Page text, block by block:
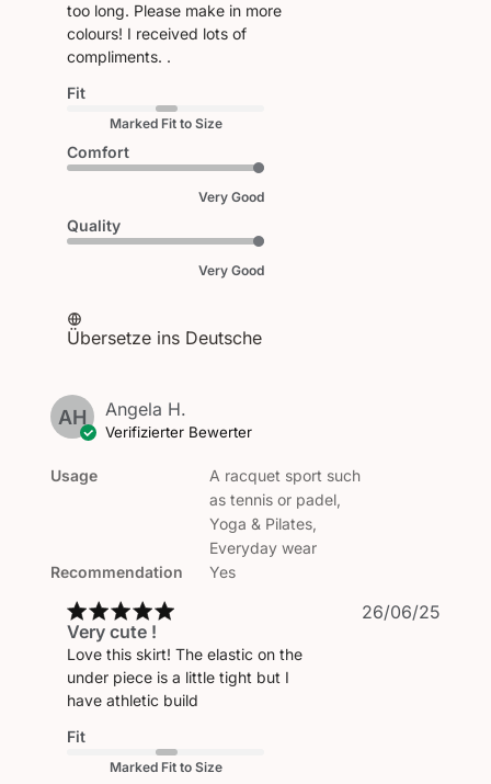
too long. Please make in more
colours! I received lots of
compliments. .
Fit
Marked Fit to Size
Comfort
Very Good
Quality
Very Good
Übersetze ins Deutsche
AH Angela H.
Verifizierter Bewerter
Usage
Recommendation
A racquet sport such
as tennis or padel,
Yoga & Pilates,
Everyday wear
Yes
Very cute !
Love this skirt! The elastic on the
under piece is a little tight but I
have athletic build
Fit
Marked Fit to Size
26/06/25